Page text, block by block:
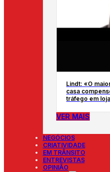
Lindt: «O
casa
tráfego em
VER MAIS
NEGÓCIOS
CRIATIVIDADE
EM TRÂNSITO
ENTREVISTAS
OPINIÃO